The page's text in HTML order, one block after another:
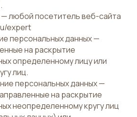
— любой посетитель веб-сайта
expert
персональных данных —
на раскрытие
определенному лицу или
лиц.
персональных данных —
на раскрытие
неопределенному кругу лиц